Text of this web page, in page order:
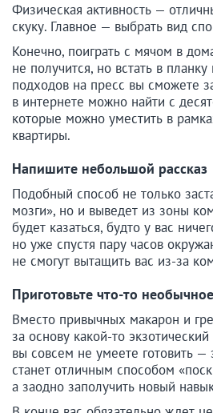
Физическая активность —
скуку. Главное — выбрать вид
Конечно, поиграть с мячом в
не получится, но встать в
подходов на пресс вы сможете
в интернете можно найти с
которые можно уместить в
квартиры.
Напишите небольшой рассказ
Подобный способ не только
мозги», но и выведет из зоны
будет казаться, будто у вас
но уже спустя пару часов
не смогут вытащить вас из-за
Приготовьте что-то
Вместо привычных макарон и
за основу какой-то
вы совсем не умеете готовить —
станет отличным способом
а заодно заполучить новый